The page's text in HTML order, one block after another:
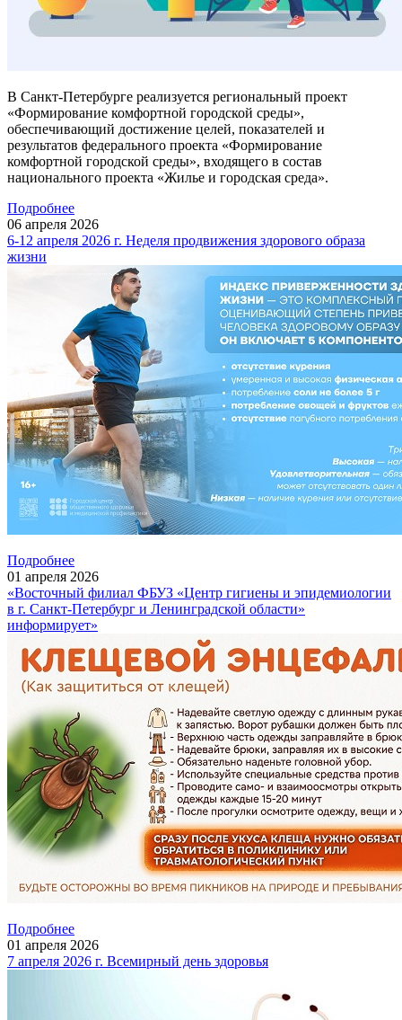
В Санкт-Петербурге реализуется региональный проект
«Формирование комфортной городской среды»,
обеспечивающий достижение целей, показателей и
результатов федерального проекта «Формирование
комфортной городской среды», входящего в состав
национального проекта «Жилье и городская среда».
Подробнее
06 апреля 2026
6-12 апреля 2026 г. Неделя продвижения здорового образа
жизни
Подробнее
01 апреля 2026
«Восточный филиал ФБУЗ «Центр гигиены и эпидемиологии
в г. Санкт-Петербург и Ленинградской области»
информирует»
Подробнее
01 апреля 2026
7 апреля 2026 г. Всемирный день здоровья